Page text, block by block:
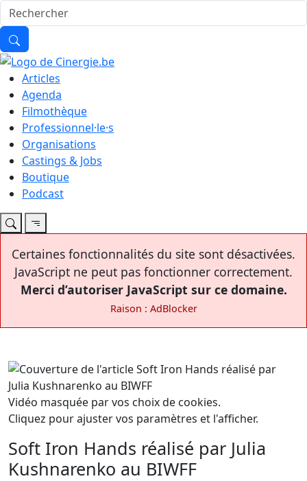
Articles
Agenda
Filmothèque
Professionnel·le·s
Organisations
Castings & Jobs
Boutique
Podcast
Certaines fonctionnalités du site sont désactivées.
JavaScript ne peut pas fonctionner correctement.
Merci d’autoriser JavaScript sur ce domaine.
Raison : AdBlocker
Vidéo masquée par vos choix de cookies.
Cliquez pour ajuster vos paramètres et l'afficher.
Soft Iron Hands réalisé par Julia
Kushnarenko au BIWFF